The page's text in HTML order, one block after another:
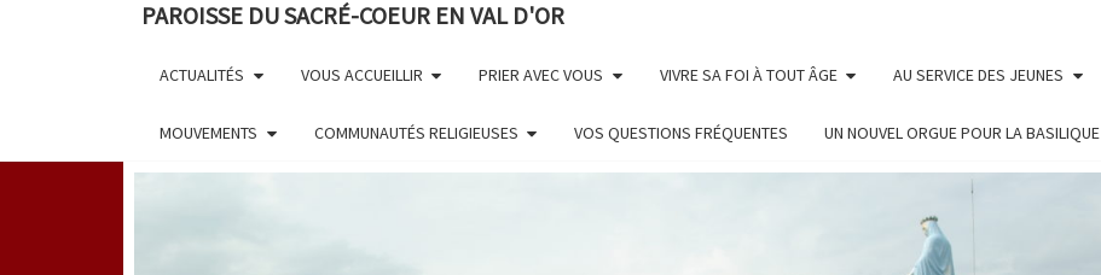
PAROISSE DU SACRÉ-COEUR EN VAL D'OR
ACTUALITÉS VOUS ACCUEILLIR PRIER AVEC VOUS VIVRE SA FOI À TOUT ÂGE AU SERVICE DES JEUNES
MOUVEMENTS COMMUNAUTÉS RELIGIEUSES VOS QUESTIONS FRÉQUENTES UN NOUVEL ORGUE POUR LA BASILIQUE